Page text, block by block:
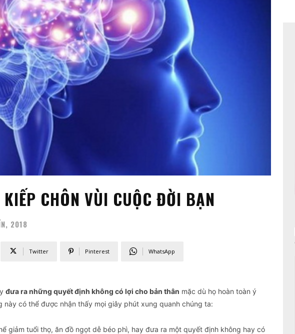
CHÔN VÙI CUỘC ĐỜI BẠN
2018
Twitter Pinterest WhatsApp
đưa ra những quyết định không có lợi cho bản thân mặc dù họ hoàn toàn ý
có thể được nhận thấy mọi giây phút xung quanh chúng ta:
giảm tuổi thọ, ăn đồ ngọt dễ béo phì, hay đưa ra một quyết định không hay có